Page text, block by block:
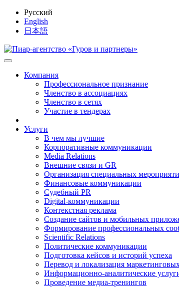
Русский
English
日本語
Компания
Профессиональное признание
Членство в ассоциациях
Членство в сетях
Участие в тендерах
Услуги
В чем мы лучшие
Корпоративные коммуникации
Media Relations
Внешние связи и GR
Организация специальных
Финансовые коммуникации
Судебный PR
Digital-коммуникации
Контекстная реклама
Создание сайтов и мобильных
Формирование профессиональных
Scientific Relations
Политические коммуникации
Подготовка кейсов и историй успеха
Перевод и локализация
Информационно-аналитические
Проведение медиа-тренингов